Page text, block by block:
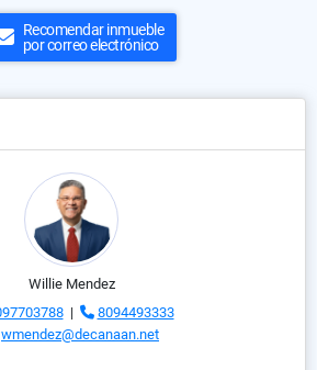
Recomendar inmueble
por correo electrónico
Willie Mendez
|
8094493333
wmendez@decanaan.net